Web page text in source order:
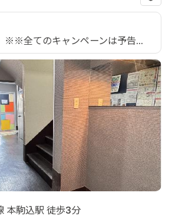
※※全てのキャンペーンは予告...
本駒込駅 徒歩3分